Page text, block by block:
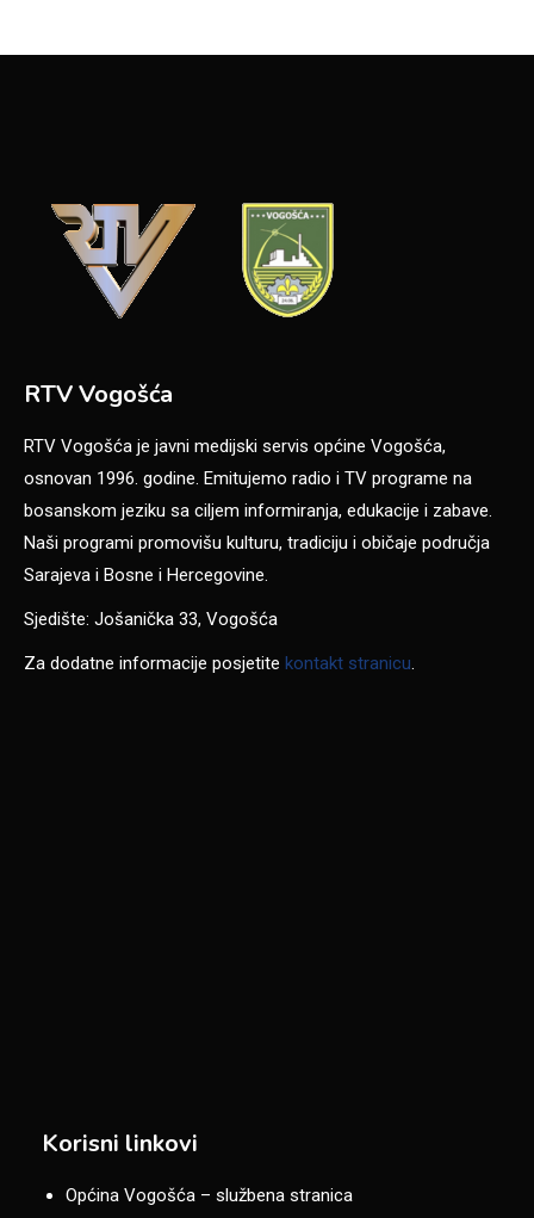
RTV Vogošća
RTV Vogošća je javni medijski servis općine Vogošća,
osnovan 1996. godine. Emitujemo radio i TV programe na
bosanskom jeziku sa ciljem informiranja, edukacije i zabave.
Naši programi promovišu kulturu, tradiciju i običaje područja
Sarajeva i Bosne i Hercegovine.
Sjedište: Jošanička 33, Vogošća
Za dodatne informacije posjetite kontakt stranicu
Korisni linkovi
Općina Vogošća – službena stranica